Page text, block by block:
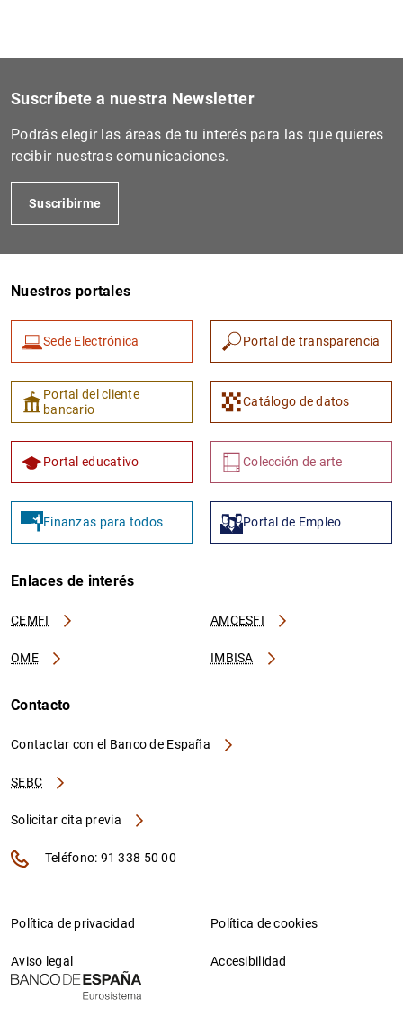
Suscríbete a nuestra Newsletter
Podrás elegir las áreas de tu interés para las que quieres
recibir nuestras comunicaciones.
Suscribirme
Nuestros portales
Sede Electrónica Portal de transparencia
Portal del cliente
bancario
Catálogo de datos
Portal educativo Colección de arte
Finanzas para todos Portal de Empleo
Enlaces de interés
CEMFI AMCESFI
OME IMBISA
Contacto
Contactar con el Banco de España
SEBC
Solicitar cita previa
Teléfono: 91 338 50 00
Política de privacidad Política de cookies
Aviso legal Accesibilidad